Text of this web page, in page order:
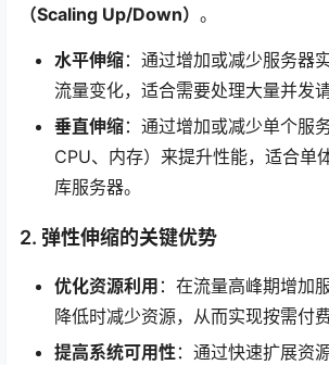
（Scaling Up/Down） 。
水平伸缩：通过增加或减少服务器
流量变化，适合需要处理大量并发
垂直伸缩：通过增加或减少单个服
CPU、内存）来提升性能，适合单
库服务器。
2. 弹性伸缩的关键优势
优化资源利用 ：在流量高峰期增加
降低时减少资源，从而实现按需付
提高系统可用性：通过快速扩展资